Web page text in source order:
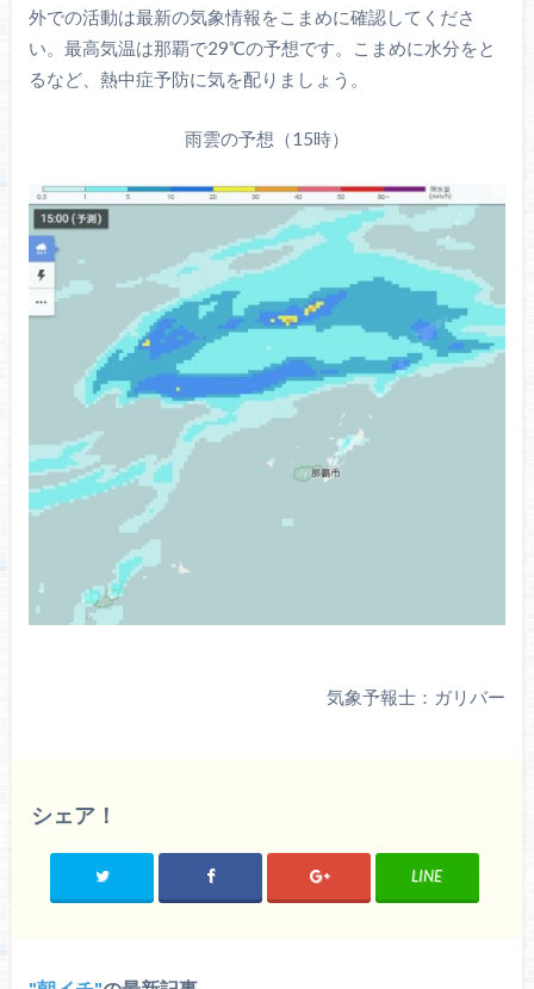
外での活動は最新の気象情報をこまめに確認してくださ
い。最高気温は那覇で29℃の予想です。こまめに水分をと
るなど、熱中症予防に気を配りましょう。
雨雲の予想（15時）
気象予報士：ガリバー
シェア！
LINE